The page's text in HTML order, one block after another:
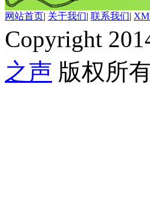
网站首页| 关于我们| 联系我们|
Copyright
之声 版权所